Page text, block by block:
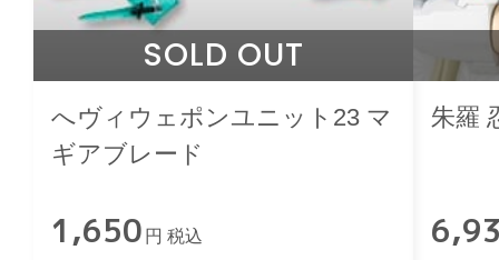
SOLD OUT
へヴィウェポンユニット23 マ
ギアブレード
1,650 円 税込
朱羅